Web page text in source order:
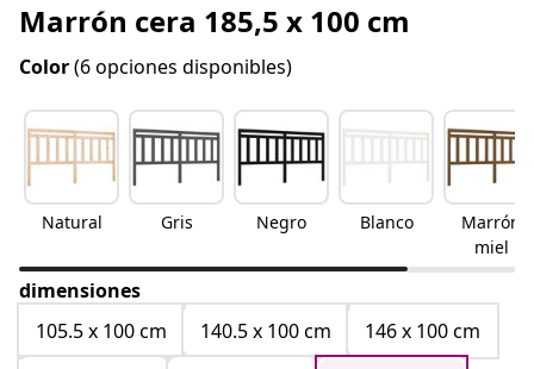
Marrón cera 185,5 x 100 cm
Color(6 opciones disponibles)
Natural Gris Negro Blanco
Marrón
miel
dimensiones
105.5 x 100 cm
140.5 x 100 cm
146 x 100 cm